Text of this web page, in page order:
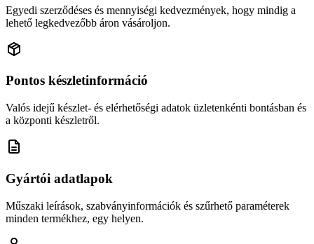
Egyedi szerződéses és mennyiségi kedvezmények, hogy mindig a
lehető legkedvezőbb áron vásároljon.
Pontos készletinformáció
Valós idejű készlet- és elérhetőségi adatok üzletenkénti bontásban és
a központi készletről.
Gyártói adatlapok
Műszaki leírások, szabványinformációk és szűrhető paraméterek
minden termékhez, egy helyen.